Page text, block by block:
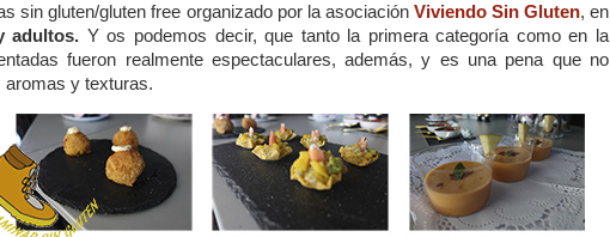
sin gluten/gluten free organizado por la asociación Viviendo Sin Gluten, en
adultos. Y os podemos decir, que tanto la primera categoría como en la
fueron realmente espectaculares, además, y es una pena que no
y texturas.